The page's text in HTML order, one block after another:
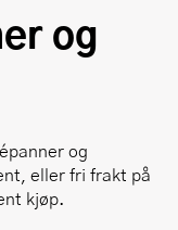
og
og
eller fri frakt på
kjøp.